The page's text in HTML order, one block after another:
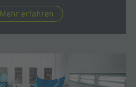
Mehr erfahren